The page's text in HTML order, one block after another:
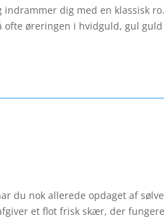
dig med en klassisk
øreringen i hvidguld, gul
du nok allerede opdaget af
et flot frisk skær, der